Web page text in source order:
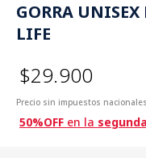
GORRA
LIFE
$29.900
Precio sin impuestos
50%OFF en la